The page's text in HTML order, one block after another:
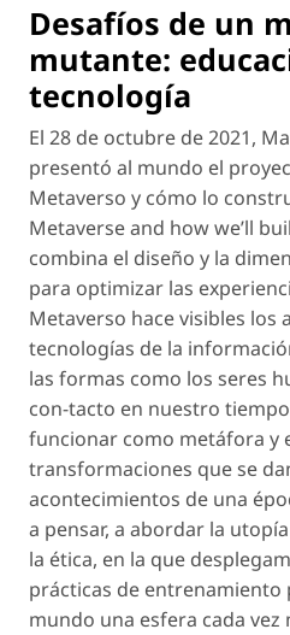
Desafíos de un
mutante:
tecnología
El 28 de octubre de 2021,
presentó al mundo el
Metaverso y cómo lo
Metaverse and how we’ll
combina el diseño y la
para optimizar las
Metaverso hace visibles los
tecnologías de la
las formas como los seres
con-tacto en nuestro
funcionar como metáfora y
transformaciones que se
acontecimientos de una
a pensar, a abordar la
la ética, en la que
prácticas de entrenamiento
mundo una esfera cada vez